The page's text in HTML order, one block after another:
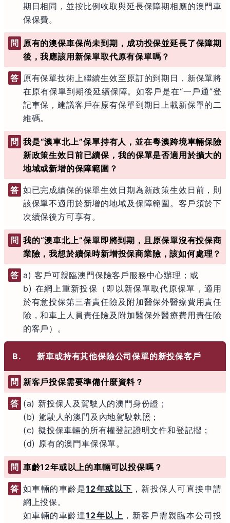
期日相同，並按比例收取與延長保障期相應的澳門車
保保費。
問 原有的澳保車保尚未到期，成功投保並延長了保障期
後，我應該用新保單取代原有保單嗎？
答 原有保單技術上繼續生效至原訂的到期日，新保單將
在原有保單到期後延續保障。如客戶是在“一戶通”登
記車保，建議客戶在原有保單到期日上載新保單的二
維碼。
問 我是“澳車北上”保單持有人，並在粵澳跨境車輛保險
新政策生效日前已續保，我的保單是否適用於擴大的
地域或新增的保障範圍？
答 如已完成續保的保單生效日期為新政策生效日前，則
該保單不適用於新增的地域及保障範圍。客戶須於下
次續保後方可享有。
問 我的“澳車北上”保單即將到期，且原保單沒有投保商
業險，我想於續保時新增投保商業險，該如何處理？
答 a) 客戶可親臨澳門保險客戶服務中心辦理；或
b) 在網上重新投保（即以新保單取代原保單，適用
於有意投保第三者責任險及附加醫保外醫療費用責任
險，和車上人員責任險及附加醫保外醫療費用責任險
的客戶）。
B. 新車或持有其他保險公司保單的新投保客戶
問 新客戶投保需要準備什麼資料？
答 (a) 新投保人及駕駛人的澳門身份證；
(b) 駕駛人的澳門及內地駕駛執照；
(c) 擬投保車輛的所有權登記證明文件和登記摺；
(d) 原有的澳門車保保單。
問 車齡12年或以上的車輛可以投保嗎？
答 如車輛的車齡是12年或以下 ，新投保人可直接申請
網上投保。
如車輛的車齡達12年以上 ，新客戶需親臨本公司投